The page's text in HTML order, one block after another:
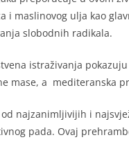
i maslinovog ulja kao
slobodnih radikala.
istraživanja
mase, a mediteranska
od najzanimljivijih i
pada. Ovaj